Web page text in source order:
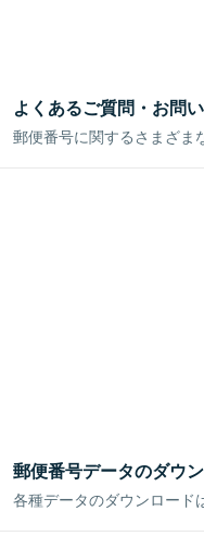
よくあるご質問・お問
郵便番号に関するさまざま
郵便番号データのダウ
各種データのダウンロード